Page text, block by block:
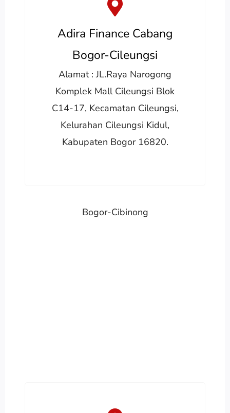
Adira Finance Cabang
Bogor-Cileungsi
Alamat : JL.Raya Narogong
Komplek Mall Cileungsi Blok
C14-17, Kecamatan Cileungsi,
Kelurahan Cileungsi Kidul,
Kabupaten Bogor 16820.
Bogor-Cibinong